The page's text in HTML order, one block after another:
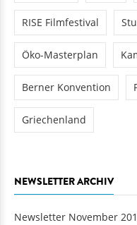
RISE Filmfestival
Öko-Masterplan
Berner Konvention
Griechenland
NEWSLETTER ARCHIV
Newsletter November